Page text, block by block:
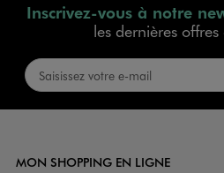
Inscrivez-vous à notre
les dernières
MON SHOPPING EN LIGNE